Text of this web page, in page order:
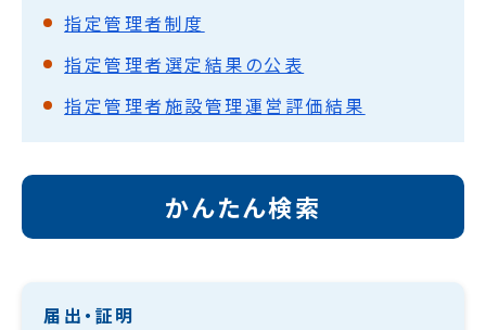
指定管理者制度
指定管理者選定結果の公表
指定管理者施設管理運営評価結果
かんたん検索
届出・証明